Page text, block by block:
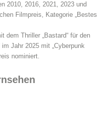
2010, 2016, 2021, 2023 und
Filmpreis, Kategorie „Bestes
dem Thriller „Bastard“ für den
Jahr 2025 mit „Cyberpunk
nominiert.